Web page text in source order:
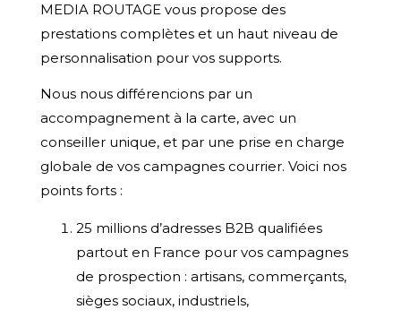
MEDIA ROUTAGE vous propose des
prestations complètes et un haut niveau de
personnalisation pour vos supports.
Nous nous différencions par un
accompagnement à la carte, avec un
conseiller unique, et par une prise en charge
globale de vos campagnes courrier. Voici nos
points forts :
25 millions d’adresses B2B qualifiées
partout en France pour vos campagnes
de prospection : artisans, commerçants,
sièges sociaux, industriels,